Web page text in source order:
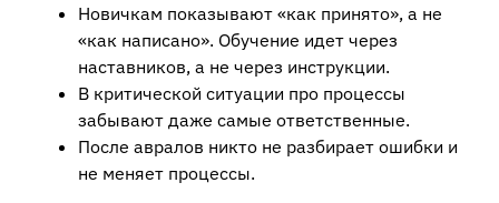
Новичкам показывают «как принято», а не
«как написано». Обучение идет через
наставников, а не через инструкции.
В критической ситуации про процессы
забывают даже самые ответственные.
После авралов никто не разбирает ошибки и
не меняет процессы.